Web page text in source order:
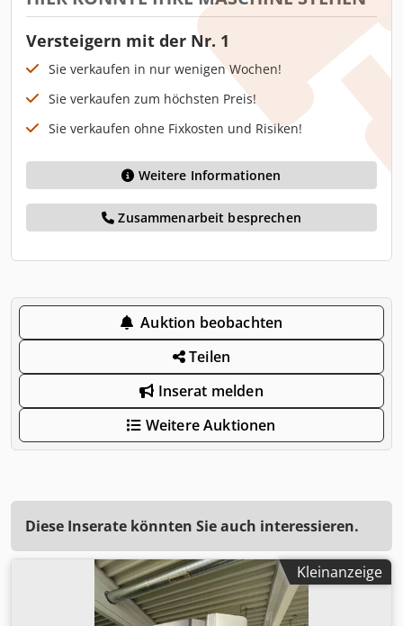
Versteigern mit der Nr. 1
Sie verkaufen in nur wenigen Wochen!
Sie verkaufen zum höchsten Preis!
Sie verkaufen ohne Fixkosten und Risiken!
Weitere Informationen
Zusammenarbeit besprechen
Auktion beobachten
Teilen
Inserat melden
Weitere Auktionen
Diese Inserate könnten Sie auch interessieren.
Kleinanzeige